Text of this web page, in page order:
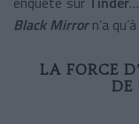
Black Mirror n’a
LA FORCE
DE